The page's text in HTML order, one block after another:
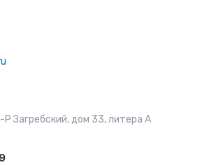
Загребский, дом 33, литера А